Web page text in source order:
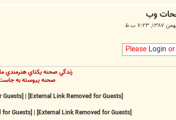
Please Login or
زندگي صحنه يکتاي هنرمندي
صحنه پيوسته به جاست
[External Link Removed for Guests]
|
[External Link Removed for Guests]
[External Link Removed for Guests]
|
[External Link Removed for Guests]